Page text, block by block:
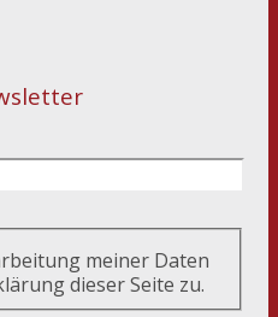
meiner Daten
dieser Seite zu.